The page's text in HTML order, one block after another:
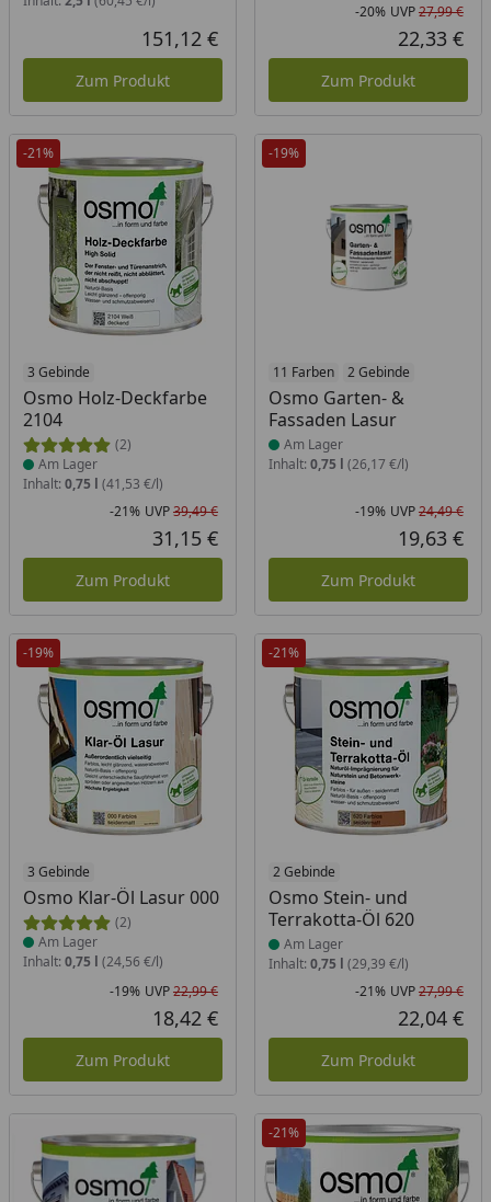
Aktueller Preis
151,12 €
Zum Produkt
-20% UVP27,99 €
22,33 €
Zum Produkt
-21%
3 Gebinde
Osmo Holz-Deckfarbe
2104
(2)
Produkt am Lager
Am Lager
Inhalt: 0,75 l (41,53 €/l)
Rabatt in Prozent
-21%
Ursprünglicher Preis
UVP39,49 €
Aktueller Preis
31,15 €
Zum Produkt
-19%
11 Farben 2 Gebinde
Osmo Garten- &
Fassaden Lasur
Produkt am Lager
Am Lager
Inhalt: 0,75 l (26,17 €/l)
-19% UVP24,49 €
19,63 €
Zum Produkt
-19%
3 Gebinde
Osmo Klar-Öl Lasur 000
(2)
Produkt am Lager
Am Lager
Inhalt: 0,75 l (24,56 €/l)
Rabatt in Prozent
-19%
Ursprünglicher Preis
UVP22,99 €
Aktueller Preis
18,42 €
Zum Produkt
-21%
2 Gebinde
Osmo Stein- und
Terrakotta-Öl 620
Produkt am Lager
Am Lager
Inhalt: 0,75 l (29,39 €/l)
-21% UVP27,99 €
22,04 €
Zum Produkt
-21%